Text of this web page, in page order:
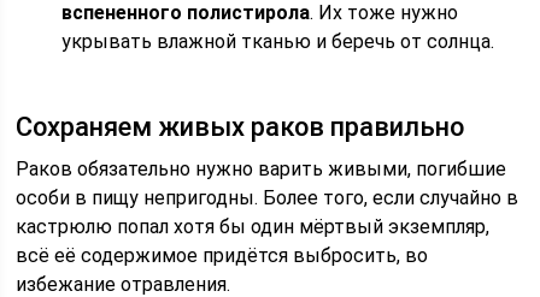
вспененного полистирола. Их тоже нужно
укрывать влажной тканью и беречь от солнца.
Сохраняем живых раков правильно
Раков обязательно нужно варить живыми, погибшие
особи в пищу непригодны. Более того, если случайно в
кастрюлю попал хотя бы один мёртвый экземпляр,
всё её содержимое придётся выбросить, во
избежание отравления.